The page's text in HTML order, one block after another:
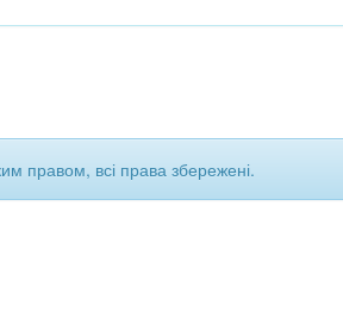
правом, всі права збережені.